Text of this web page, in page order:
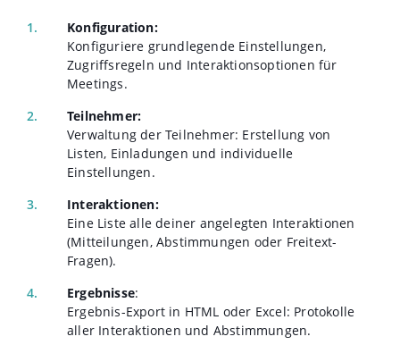
Konfiguration:
Konfiguriere grundlegende Einstellungen,
Zugriffsregeln und Interaktionsoptionen für
Meetings.
Teilnehmer:
Verwaltung der Teilnehmer: Erstellung von
Listen, Einladungen und individuelle
Einstellungen.
Interaktionen:
Eine Liste alle deiner angelegten Interaktionen
(Mitteilungen, Abstimmungen oder Freitext-
Fragen).
Ergebnisse:
Ergebnis-Export in HTML oder Excel: Protokolle
aller Interaktionen und Abstimmungen.